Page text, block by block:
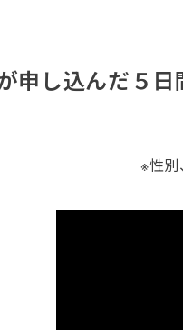
申し込んだ５日
※性別